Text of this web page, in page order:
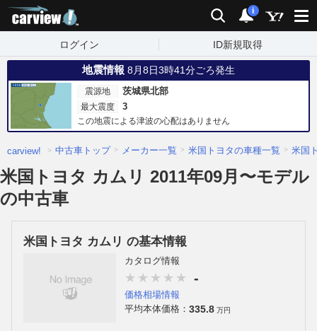
検索 通知
i
ログイン ID新規取得
地震情報 8月8日3時41分ごろ発生
震源地 茨城県北部
最大震度 3
この地震による津波の心配はありません
carview! 中古車トップ メーカー一覧 米国トヨタの車種一覧 米国
米国トヨタ カムリ 2011年09月〜モデル
の中古車
米国トヨタ カムリ の基本情報
カタログ情報
-
価格相場情報
平均本体価格： 335.8 万円